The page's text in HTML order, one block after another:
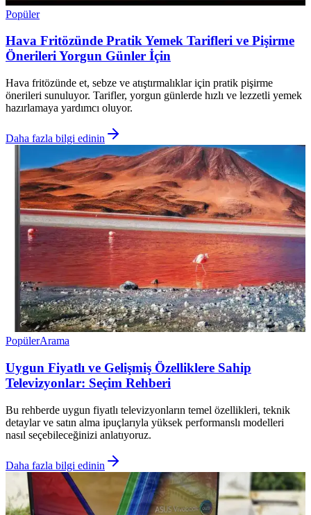
Popüler
Hava Fritözünde Pratik Yemek Tarifleri ve Pişirme
Önerileri Yorgun Günler İçin
Hava fritözünde et, sebze ve atıştırmalıklar için pratik pişirme
önerileri sunuluyor. Tarifler, yorgun günlerde hızlı ve lezzetli yemek
hazırlamaya yardımcı oluyor.
Daha fazla bilgi edinin
PopülerArama
Uygun Fiyatlı ve Gelişmiş Özelliklere Sahip
Televizyonlar: Seçim Rehberi
Bu rehberde uygun fiyatlı televizyonların temel özellikleri, teknik
detaylar ve satın alma ipuçlarıyla yüksek performanslı modelleri
nasıl seçebileceğinizi anlatıyoruz.
Daha fazla bilgi edinin